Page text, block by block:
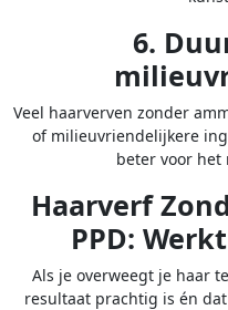
6.
Veel haarverven zonder
of milieuvriendelijkere
beter voor het
Haarverf
PPD:
Als je overweegt je haar
resultaat prachtig is én